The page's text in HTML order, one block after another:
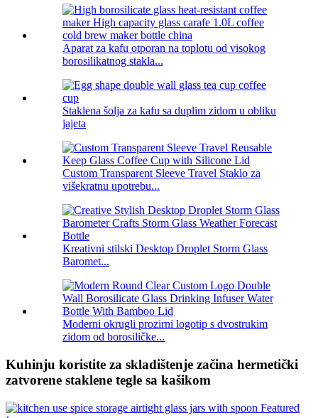
Aparat za kafu otporan na toplotu od visokog
borosilikatnog stakla...
Staklena šolja za kafu sa duplim zidom u obliku
jajeta
Custom Transparent Sleeve Travel Staklo za
višekratnu upotrebu...
Kreativni stilski Desktop Droplet Storm Glass
Baromet...
Moderni okrugli prozirni logotip s dvostrukim
zidom od borosiličke...
Kuhinju koristite za skladištenje začina hermetički
zatvorene staklene tegle sa kašikom